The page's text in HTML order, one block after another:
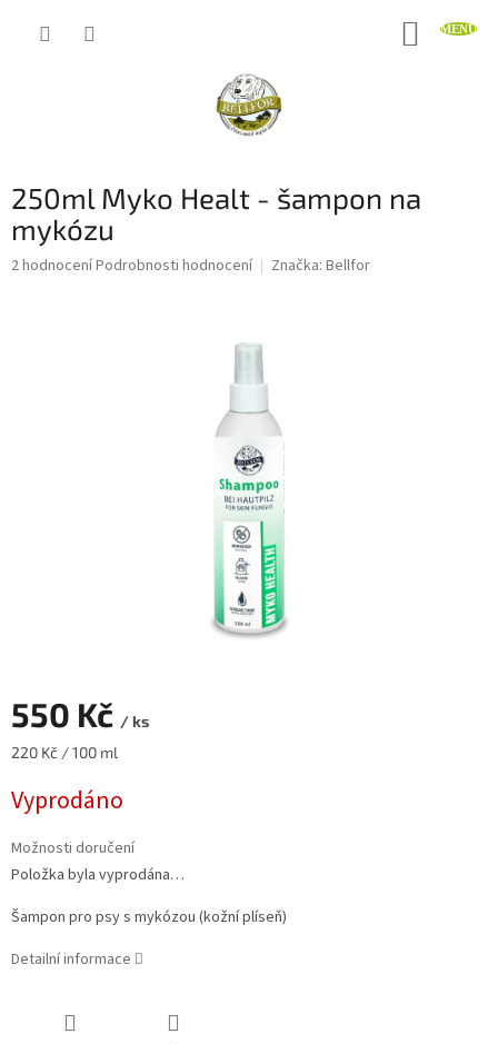
250ml Myko Healt - šampon na
mykózu
Průměrné
2 hodnoceníPodrobnosti hodnocení Značka: Bellfor
550 Kč / ks
Měrná
220 Kč / 100 ml
Vyprodáno
Možnosti doručení
Položka byla vyprodána…
Šampon pro psy s mykózou (kožní plíseň)
Detailní informace